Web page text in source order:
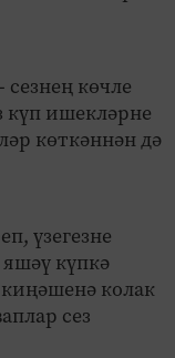
көчле
ишекләрне
көткәннән дә
үзегезне
күпкә
колак
сез